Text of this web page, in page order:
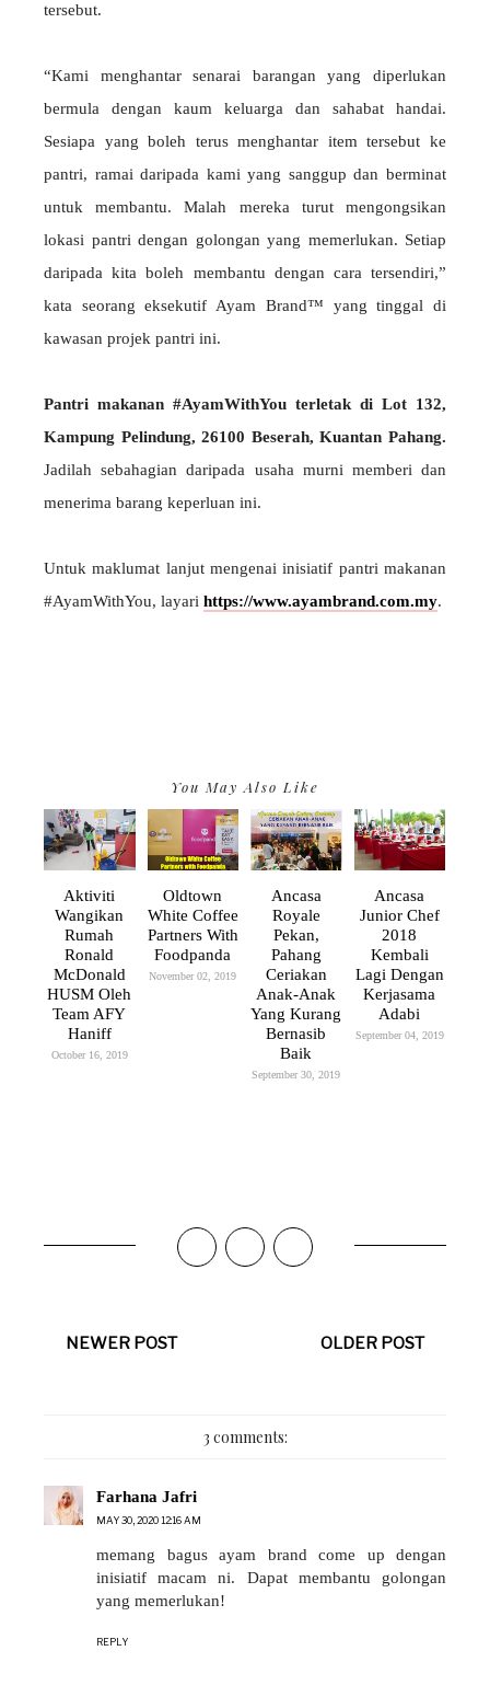
tersebut.
“Kami menghantar senarai barangan yang diperlukan
bermula dengan kaum keluarga dan sahabat handai.
Sesiapa yang boleh terus menghantar item tersebut ke
pantri, ramai daripada kami yang sanggup dan berminat
untuk membantu. Malah mereka turut mengongsikan
lokasi pantri dengan golongan yang memerlukan. Setiap
daripada kita boleh membantu dengan cara tersendiri,”
kata seorang eksekutif Ayam Brand™ yang tinggal di
kawasan projek pantri ini.
Pantri makanan #AyamWithYou terletak di Lot 132,
Kampung Pelindung, 26100 Beserah, Kuantan Pahang.
Jadilah sebahagian daripada usaha murni memberi dan
menerima barang keperluan ini.
Untuk maklumat lanjut mengenai inisiatif pantri makanan
#AyamWithYou, layari https://www.ayambrand.com.my.
You May Also Like
Aktiviti
Wangikan
Rumah
Ronald
McDonald
HUSM Oleh
Team AFY
Haniff
October 16, 2019
Oldtown
White Coffee
Partners With
Foodpanda
November 02, 2019
Ancasa
Royale
Pekan,
Pahang
Ceriakan
Anak-Anak
Yang Kurang
Bernasib
Baik
September 30, 2019
Ancasa
Junior Chef
2018
Kembali
Lagi Dengan
Kerjasama
Adabi
September 04, 2019
NEWER POST OLDER POST
3 comments:
Farhana Jafri
MAY 30, 2020 12:16 AM
memang bagus ayam brand come up dengan
inisiatif macam ni. Dapat membantu golongan
yang memerlukan!
REPLY